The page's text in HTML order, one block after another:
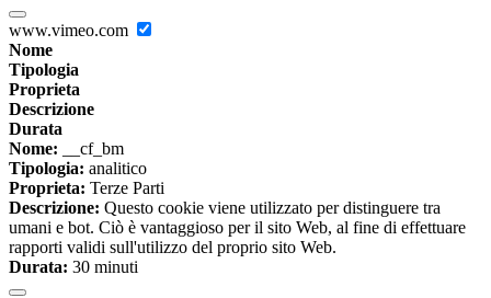
www.vimeo.com
Nome
Tipologia
Proprieta
Descrizione
Durata
Nome: __cf_bm
Tipologia: analitico
Proprieta: Terze Parti
Descrizione: Questo cookie viene utilizzato per distinguere tra
umani e bot. Ciò è vantaggioso per il sito Web, al fine di effettuare
rapporti validi sull'utilizzo del proprio sito Web.
Durata: 30 minuti